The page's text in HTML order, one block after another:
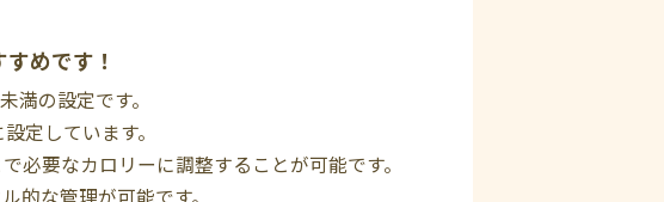
めです！
満の設定です。
定しています。
必要なカロリーに調整することが可能です。
的な管理が可能です。